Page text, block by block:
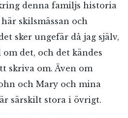
denna familjs historia
skilsmässan och
sker ungefär då jag själv,
det, och det kändes
skriva om. Även om
och Mary och mina
särskilt stora i övrigt.